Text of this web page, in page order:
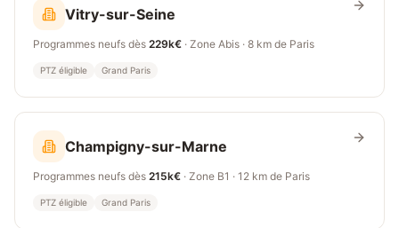
Vitry-sur-Seine
Programmes neufs dès 229k€ · Zone Abis · 8 km de Paris
PTZ éligible Grand Paris
Champigny-sur-Marne
Programmes neufs dès 215k€ · Zone B1 · 12 km de Paris
PTZ éligible Grand Paris